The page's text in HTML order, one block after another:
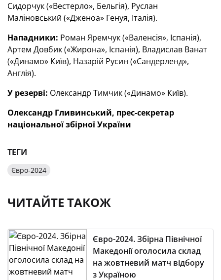
Сидорчук («Вестерло», Бельгія), Руслан
Маліновський («Дженоа» Генуя, Італія).
Нападники: Роман Яремчук («Валенсія», Іспанія),
Артем Довбик («Жирона», Іспанія), Владислав Ванат
(«Динамо» Київ), Назарій Русин («Сандерленд»,
Англія).
У резерві: Олександр Тимчик («Динамо» Київ).
Олександр Гливинський, прес-секретар
національної збірної України
ТЕГИ
Євро-2024
ЧИТАЙТЕ ТАКОЖ
Євро-2024. Збірна Північної
Македонії оголосила склад
на жовтневий матч відбору
з Україною